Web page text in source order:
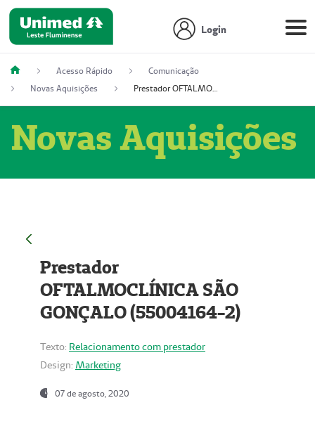
Login
Acesso Rápido
Comunicação
Novas Aquisições
Prestador OFTALMOCLÍNICA SÃO GONÇALO (55004164-2)
Novas Aquisições
Prestador
OFTALMOCLÍNICA SÃO
GONÇALO (55004164-2)
Texto: Relacionamento com prestador
Design: Marketing
07 de agosto, 2020